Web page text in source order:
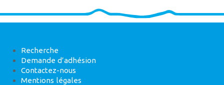
Recherche
Demande d’adhésion
Contactez-nous
Mentions légales